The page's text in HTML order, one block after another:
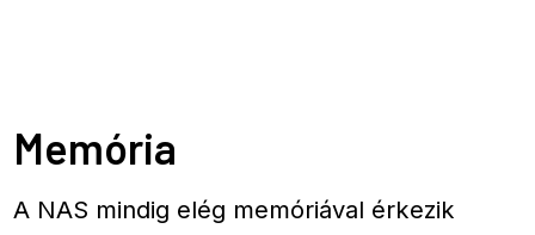
Memória
A NAS mindig elég memóriával érkezik